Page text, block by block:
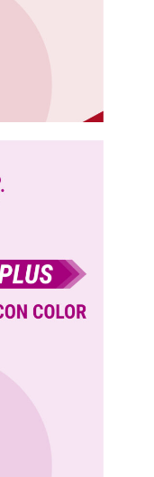
de
de